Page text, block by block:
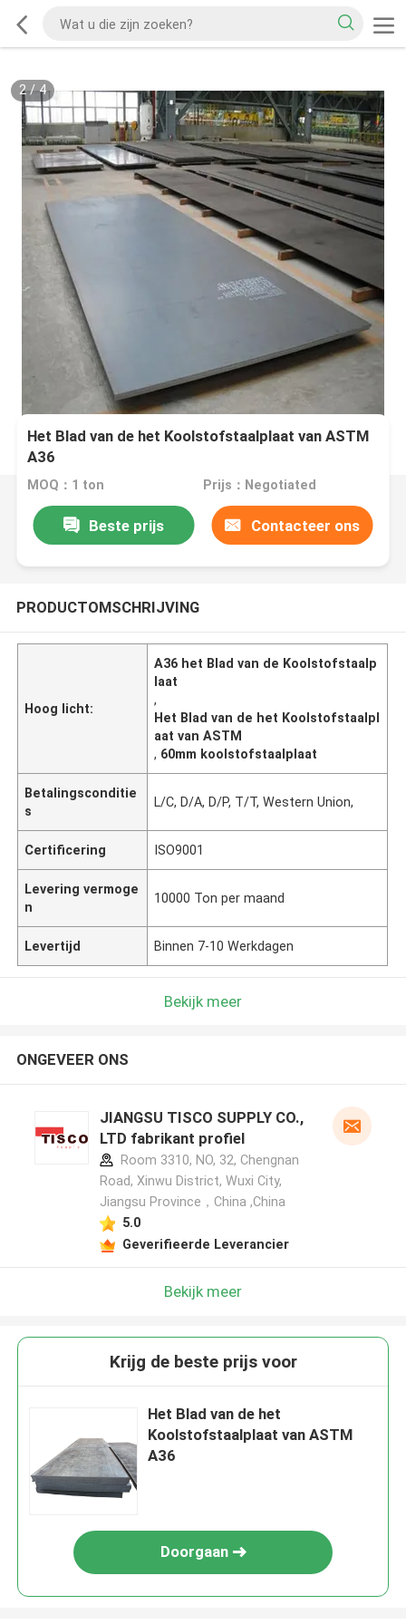
2/4
Het Blad van de het Koolstofstaalplaat van ASTM
A36
MOQ：1 ton Prijs：Negotiated
Beste prijs Contacteer ons
PRODUCTOMSCHRIJVING
Hoog licht:
A36 het Blad van de Koolstofstaalp
laat
,
Het Blad van de het Koolstofstaalpl
aat van ASTM
, 60mm koolstofstaalplaat
Betalingsconditie
s
L/C, D/A, D/P, T/T, Western Union,
Certificering ISO9001
Levering vermoge
n
10000 Ton per maand
Levertijd Binnen 7-10 Werkdagen
Bekijk meer
ONGEVEER ONS
JIANGSU TISCO SUPPLY CO.,
LTD fabrikant profiel
Room 3310, NO, 32, Chengnan
Road, Xinwu District, Wuxi City,
Jiangsu Province，China ,China
5.0
Geverifieerde Leverancier
Bekijk meer
Krijg de beste prijs voor
Het Blad van de het
Koolstofstaalplaat van ASTM
A36
Doorgaan